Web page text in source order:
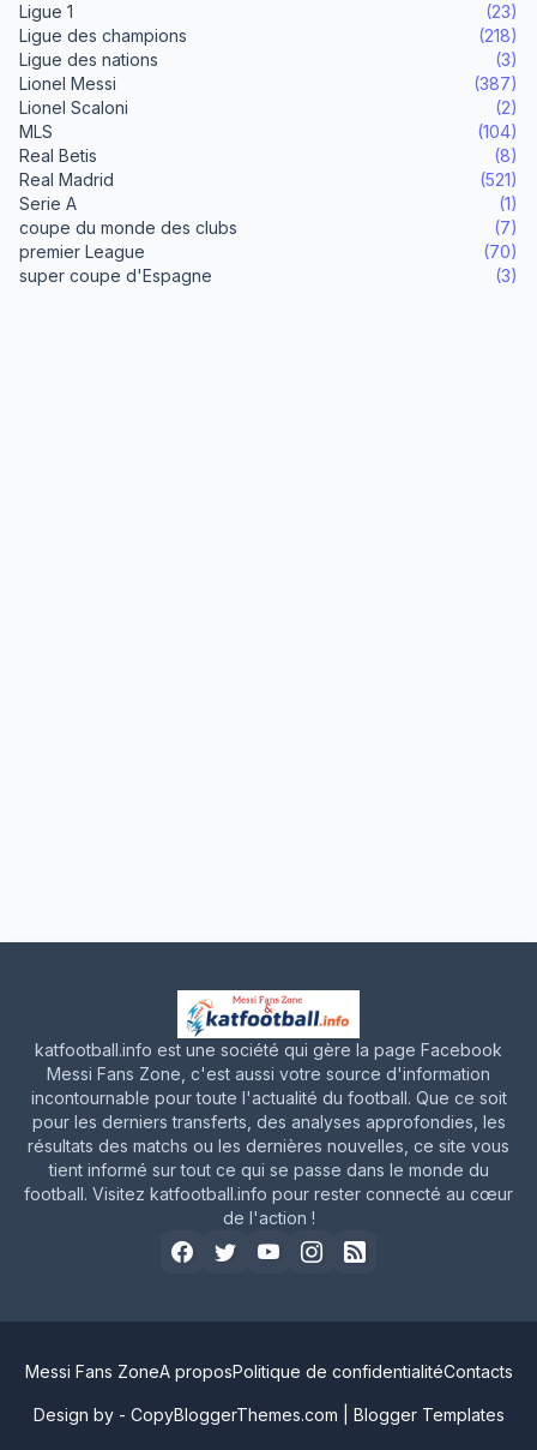
Ligue 1
(23)
Ligue des champions
(218)
Ligue des nations
(3)
Lionel Messi
(387)
Lionel Scaloni
(2)
MLS
(104)
Real Betis
(8)
Real Madrid
(521)
Serie A
(1)
coupe du monde des clubs
(7)
premier League
(70)
super coupe d'Espagne
(3)
katfootball.info est une société qui gère la page Facebook
Messi Fans Zone, c'est aussi votre source d'information
incontournable pour toute l'actualité du football. Que ce soit
pour les derniers transferts, des analyses approfondies, les
résultats des matchs ou les dernières nouvelles, ce site vous
tient informé sur tout ce qui se passe dans le monde du
football. Visitez katfootball.info pour rester connecté au cœur
de l'action !
Design by - CopyBloggerThemes.com Blogger Templates
Messi Fans ZoneA proposPolitique de confidentialitéContacts